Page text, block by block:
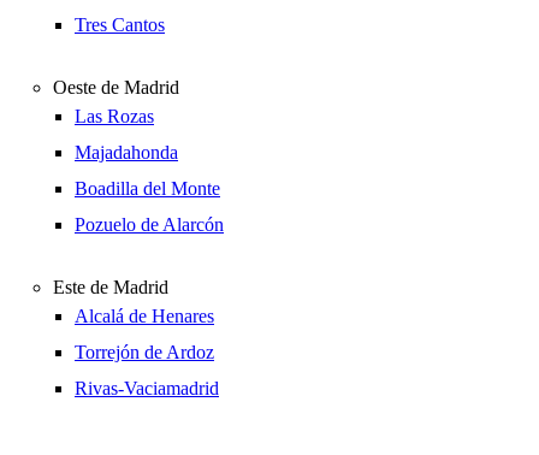
Tres Cantos
Oeste de Madrid
Las Rozas
Majadahonda
Boadilla del Monte
Pozuelo de Alarcón
Este de Madrid
Alcalá de Henares
Torrejón de Ardoz
Rivas-Vaciamadrid